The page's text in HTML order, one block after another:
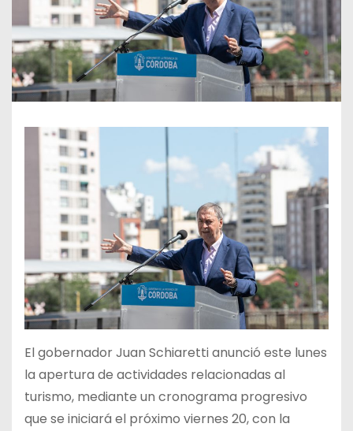
El gobernador Juan Schiaretti anunció este lunes
la apertura de actividades relacionadas al
turismo, mediante un cronograma progresivo
que se iniciará el próximo viernes 20, con la